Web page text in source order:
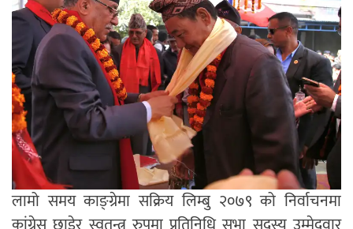
लामो समय काङ्ग्रेमा सक्रिय लिम्बु २०७९ को निर्वाचनमा